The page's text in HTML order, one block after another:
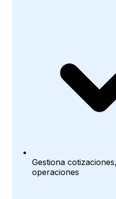
Gestiona
operaciones